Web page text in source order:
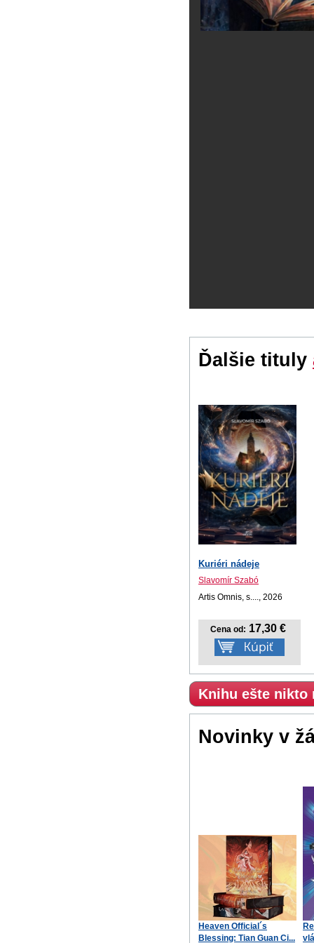
Ďalšie tituly
Kuriéri nádeje
Slavomír Szabó
Artis Omnis, s...., 2026
Cena od: 17,30 €
Knihu ešte nikto
Novinky v
Heaven Official´s
Blessing: Tian Guan Ci...